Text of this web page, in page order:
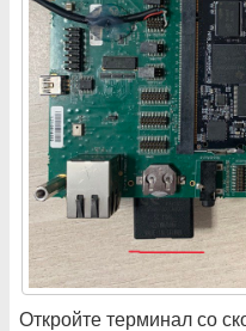
Откройте терминал со